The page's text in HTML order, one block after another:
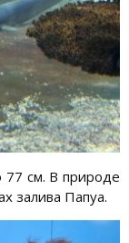
77 см. В природе
залива Папуа.